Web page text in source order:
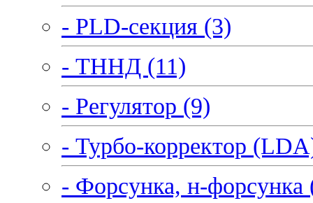
- PLD-секция (3)
- ТННД (11)
- Регулятор (9)
- Турбо-корректор
- Форсунка, н-форсунка